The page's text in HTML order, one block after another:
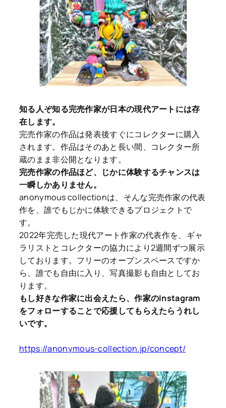
知る人ぞ知る完売作家が日本の現代アートには存
在します。
完売作家の作品は発表後すぐにコレクターに購入
されます。作品はそのあと長い間、コレクター所
蔵のまま非公開となります。
完売作家の作品ほど、じかに体験するチャンスは
一瞬しかありません。
anonymous collectionは、そんな完売作家の代表
作を、誰でもじかに体験できるプロジェクトで
す。
2022年完売した現代アート作家の代表作を、ギャ
ラリストとコレクターの協力により2週間ずつ展示
しております。フリーのオープンスペースですか
ら、誰でも自由に入り、写真撮影も自由としてお
ります。
もし好きな作家に出会えたら、作家のInstagram
をフォローすることで応援してもらえたらうれし
いです。
https://anonymous-collection.jp/concept/